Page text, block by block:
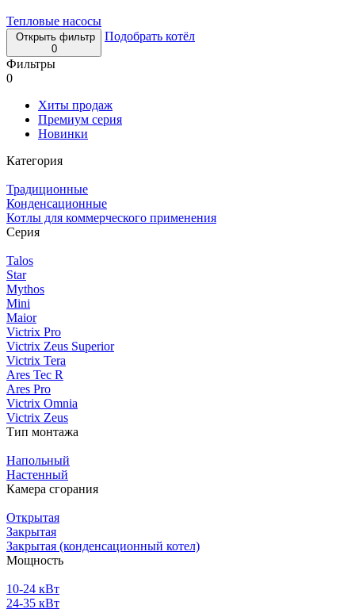
Тепловые насосы
Открыть фильтр
0
Подобрать котёл
Фильтры
0
Хиты продаж
Премиум серия
Новинки
Категория
Традиционные
Конденсационные
Котлы для коммерческого применения
Серия
Talos
Star
Mythos
Mini
Maior
Victrix Pro
Victrix Zeus Superior
Victrix Tera
Ares Tec R
Ares Pro
Victrix Omnia
Victrix Zeus
Тип монтажа
Напольный
Настенный
Камера сгорания
Открытая
Закрытая
Закрытая (конденсационный котел)
Мощность
10-24 кВт
24-35 кВт